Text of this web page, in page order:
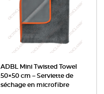
ADBL Mini Twisted Towel
50×50 cm – Serviette de
séchage en microfibre